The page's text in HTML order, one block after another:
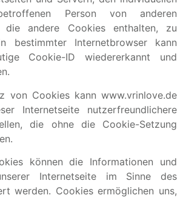
Person von anderen
die andere Cookies enthalten, zu
bestimmter Internetbrowser kann
Cookie-ID wiedererkannt und
von Cookies kann www.vrinlove.de
Internetseite nutzerfreundlichere
die ohne die Cookie-Setzung
können die Informationen und
Internetseite im Sinne des
werden. Cookies ermöglichen uns,